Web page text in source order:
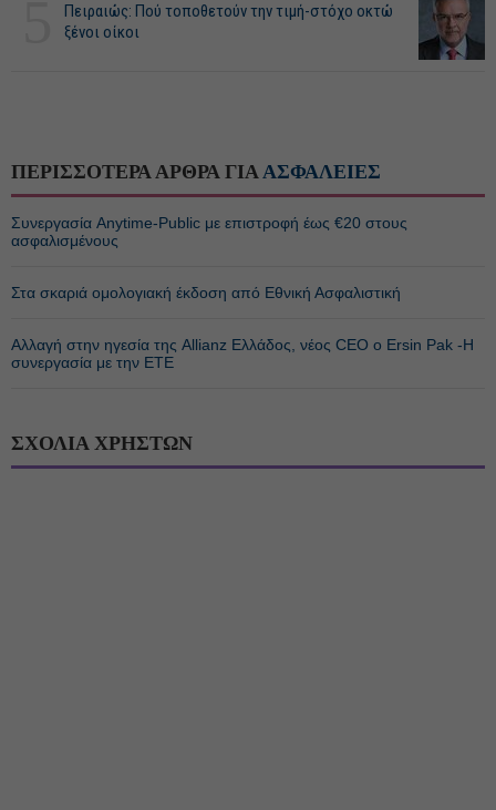
Πειραιώς: Πού τοποθετούν την τιμή-στόχο οκτώ
ξένοι οίκοι
ΠΕΡΙΣΣΟΤΕΡΑ ΑΡΘΡΑ ΓΙΑΑΣΦΑΛΕΙΕΣ
Συνεργασία Anytime-Public με επιστροφή έως €20 στους
ασφαλισμένους
Στα σκαριά ομολογιακή έκδοση από Εθνική Ασφαλιστική
Αλλαγή στην ηγεσία της Allianz Ελλάδος, νέος CEO ο Ersin Pak -Η
συνεργασία με την ΕΤΕ
ΣΧΟΛΙΑ ΧΡΗΣΤΩΝ